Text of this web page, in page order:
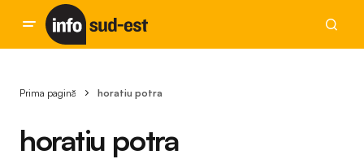
Prima pagină horatiu potra
horatiu potra